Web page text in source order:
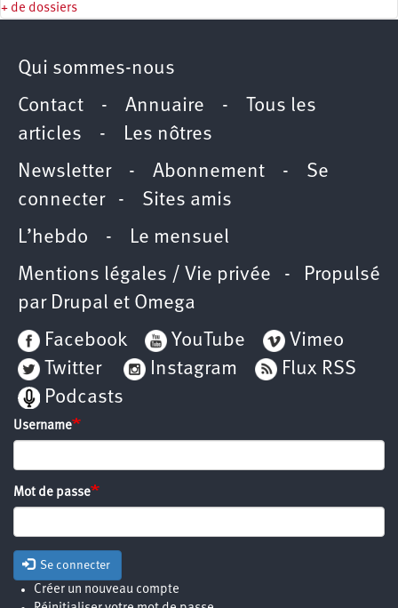
+ de dossiers
Qui sommes-nous
Contact - Annuaire -
Tous les
articles - Les nôtres
Newsletter- Abonnement - Se
connecter- Sites amis
L’hebdo - Le mensuel
Mentions légales / Vie privée - Propulsé
par Drupal et Omega
Facebook
YouTube
Vimeo
Twitter
Instagram
Flux RSS
Podcasts
Username
Mot de passe
Se connecter
Créer un nouveau compte